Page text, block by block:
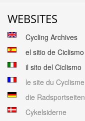
WEBSITES
Cycling Archives
el sitio de Ciclismo
il sito del Ciclismo
le site du Cyclisme
die Radsportseiten
Cykelsiderne